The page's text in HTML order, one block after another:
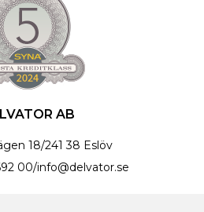
AB
18/241 38 Eslöv
00/info@delvator.se